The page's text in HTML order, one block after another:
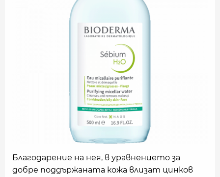
Благодарение на нея, в уравнението за
добре поддържаната кожа влизат цинков